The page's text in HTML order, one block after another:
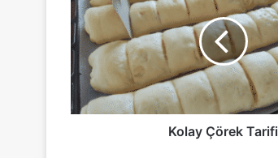
Tarifi
Kolay Çörek Tarifi